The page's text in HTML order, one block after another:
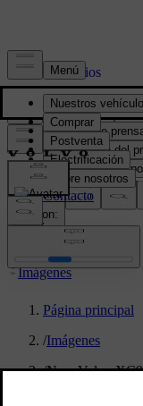
Prensa y Medios
Material de
Información del
Información
Contacto de
location:
PY
Imágenes
Página principal
/Imágenes
/New Volvo